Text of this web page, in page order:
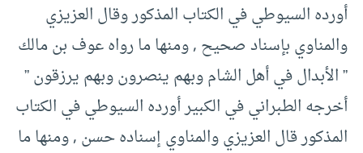
أورده السيوطي في الكتاب المذكور وقال العزيزي
والمناوي بإسناد صحيح , ومنها ما رواه عوف بن مالك
” الأبدال في أهل الشام وبهم ينصرون وبهم يرزقون ”
أخرجه الطبراني في الكبير أورده السيوطي في الكتاب
المذكور قال العزيزي والمناوي إسناده حسن , ومنها ما